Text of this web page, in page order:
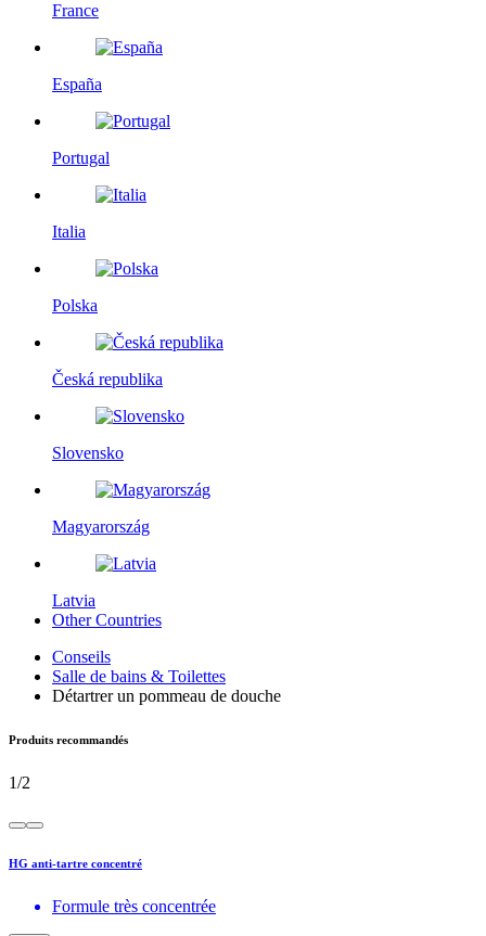
France
España
Portugal
Italia
Polska
Česká republika
Slovensko
Magyarország
Latvia
Other Countries
Conseils
Salle de bains & Toilettes
Détartrer un pommeau de douche
Produits recommandés
1/2
HG anti-tartre concentré
Formule très concentrée